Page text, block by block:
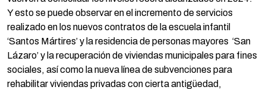
Y esto se puede observar en el incremento de servicios
realizado en los nuevos contratos de la escuela infantil
‘Santos Mártires’ y la residencia de personas mayores ‘San
Lázaro’ y la recuperación de viviendas municipales para fines
sociales, así como la nueva línea de subvenciones para
rehabilitar viviendas privadas con cierta antigüedad,